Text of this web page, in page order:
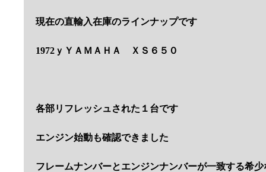
現在の直輸入在庫のラインナップです
1972ｙＹＡＭＡＨＡ ＸＳ６５０
各部リフレッシュされた１台です
エンジン始動も確認できました
フレームナンバーとエンジンナンバーが一致する希